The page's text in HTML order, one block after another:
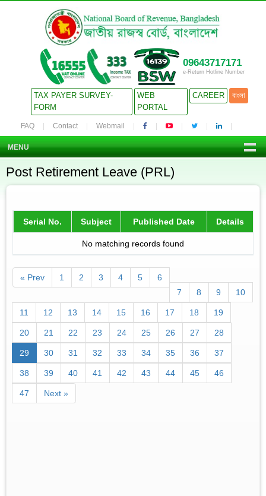
09643717171
e-Return Hotline Number
TAX PAYER SURVEY-
FORM
WEB
PORTAL
CAREER বাংলা
FAQ Contact Webmail
MENU
Post Retirement Leave (PRL)
Serial No. Subject Published Date Details
No matching records found
« Prev 1 2 3 4 5
6
7
8 9 10
11 12 13 14 15 16 17 18 19
20 21 22 23 24 25 26 27 28
29 30 31 32 33 34 35 36 37
38 39 40 41 42 43 44 45 46
47 Next »